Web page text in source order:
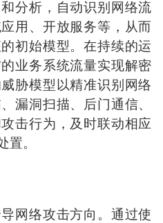
分析，自动识别网络流
用、开放服务等，从而
初始模型。在持续的运
业务系统流量实现解密
胁模型以精准识别网络
漏洞扫描、后门通信、
击行为，及时联动相应
置。
网络攻击方向。通过使